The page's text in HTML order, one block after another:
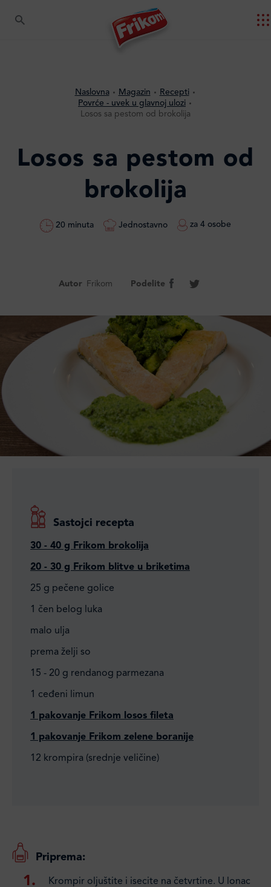
Naslovna Magazin
Recepti
Povrće - uvek u glavnoj ulozi
Losos sa pestom od brokolija
Losos sa pestom od
brokolija
20 minuta Jednostavno za 4 osobe
Autor Frikom Podelite
Sastojci recepta
30 - 40 g Frikom brokolija
20 - 30 g Frikom blitve u briketima
25 g pečene golice
1 čen belog luka
malo ulja
prema želji so
15 - 20 g rendanog parmezana
1 ceđeni limun
1 pakovanje Frikom losos fileta
1 pakovanje Frikom zelene boranije
12 krompira (srednje veličine)
Priprema:
Krompir oljuštite i isecite na četvrtine. U lonac